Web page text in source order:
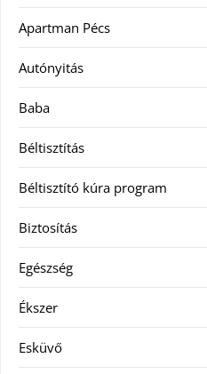
Apartman Pécs
Autónyitás
Baba
Béltisztítás
Béltisztító kúra program
Biztosítás
Egészség
Ékszer
Esküvő